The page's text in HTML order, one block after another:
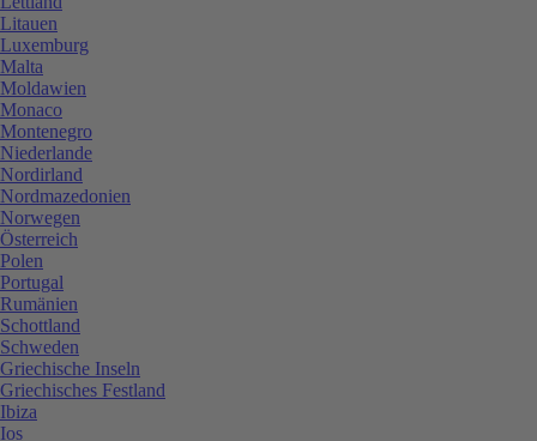
Litauen
Luxemburg
Malta
Moldawien
Monaco
Montenegro
Niederlande
Nordirland
Nordmazedonien
Norwegen
Österreich
Polen
Portugal
Rumänien
Schottland
Schweden
Griechische Inseln
Griechisches Festland
Ibiza
Ios